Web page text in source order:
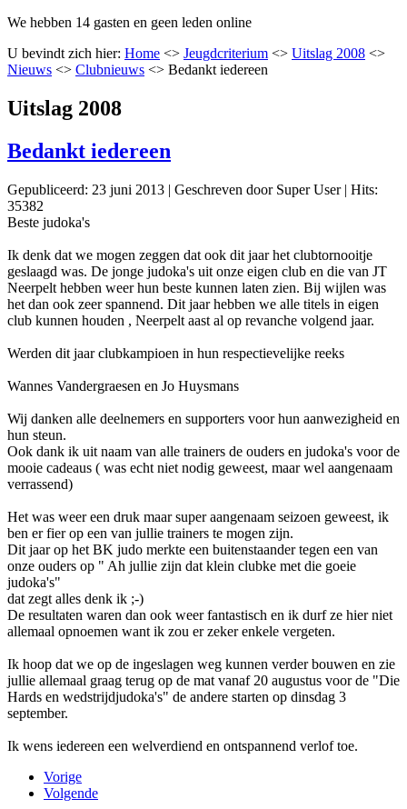
We hebben 14 gasten en geen leden online
U bevindt zich hier: Home <> Jeugdcriterium <> Uitslag 2008 <>
Nieuws <> Clubnieuws <> Bedankt iedereen
Uitslag 2008
Bedankt iedereen
Gepubliceerd: 23 juni 2013 | Geschreven door Super User| Hits:
35382
Beste judoka's
Ik denk dat we mogen zeggen dat ook dit jaar het clubtornooitje
geslaagd was. De jonge judoka's uit onze eigen club en die van JT
Neerpelt hebben weer hun beste kunnen laten zien. Bij wijlen was
het dan ook zeer spannend. Dit jaar hebben we alle titels in eigen
club kunnen houden , Neerpelt aast al op revanche volgend jaar.
Werden dit jaar clubkampioen in hun respectievelijke reeks
Wannes Vandergraesen en Jo Huysmans
Wij danken alle deelnemers en supporters voor hun aanwezigheid en
hun steun.
Ook dank ik uit naam van alle trainers de ouders en judoka's voor de
mooie cadeaus ( was echt niet nodig geweest, maar wel aangenaam
verrassend)
Het was weer een druk maar super aangenaam seizoen geweest, ik
ben er fier op een van jullie trainers te mogen zijn.
Dit jaar op het BK judo merkte een buitenstaander tegen een van
onze ouders op " Ah jullie zijn dat klein clubke met die goeie
judoka's"
dat zegt alles denk ik ;-)
De resultaten waren dan ook weer fantastisch en ik durf ze hier niet
allemaal opnoemen want ik zou er zeker enkele vergeten.
Ik hoop dat we op de ingeslagen weg kunnen verder bouwen en zie
jullie allemaal graag terug op de mat vanaf 20 augustus voor de "Die
Hards en wedstrijdjudoka's" de andere starten op dinsdag 3
september.
Ik wens iedereen een welverdiend en ontspannend verlof toe.
Vorige
Volgende